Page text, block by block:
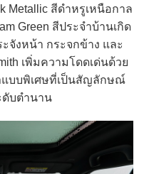
Metallic สีดำหรูเหนือกาล
Green สีประจำบ้านเกิด
จังหน้า กระจกข้าง และ
เพิ่มความโดดเด่นด้วย
แบบพิเศษที่เป็นสัญลักษณ์
ดับตำนาน